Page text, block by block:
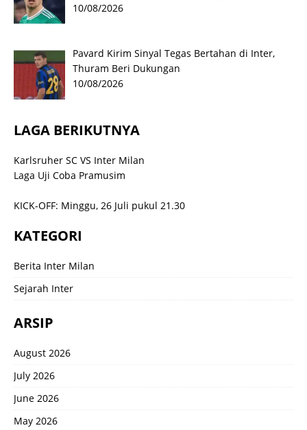
10/08/2026
Pavard Kirim Sinyal Tegas Bertahan di Inter,
Thuram Beri Dukungan
10/08/2026
LAGA BERIKUTNYA
Karlsruher SC VS Inter Milan
Laga Uji Coba Pramusim
KICK-OFF: Minggu, 26 Juli pukul 21.30
KATEGORI
Berita Inter Milan
Sejarah Inter
ARSIP
August 2026
July 2026
June 2026
May 2026